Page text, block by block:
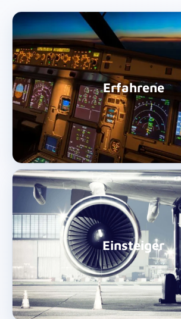
Erfahrene
Weiter zu den Infos und
Berufserfahrene
Einsteiger
Weiter zu den Infos und
Einsteiger